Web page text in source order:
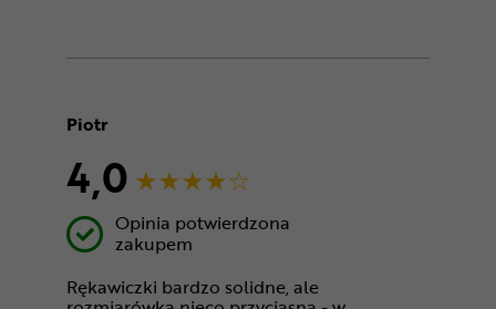
Piotr
4,0
Opinia potwierdzona
zakupem
Rękawiczki bardzo solidne, ale